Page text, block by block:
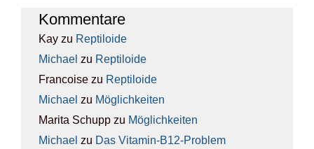
Kom­men­ta­re
Kay zu Rep­ti­lo­ide
Michael zu Rep­ti­lo­ide
Francoise zu Rep­ti­lo­ide
Michael zu Mög­lich­kei­ten
Marita Schupp zu Mög­lich­kei­ten
Michael zu Das Vit­amin-B12-Pro­blem